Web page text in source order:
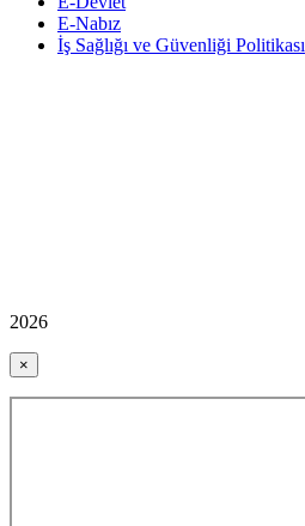
E-Nabız
İş Sağlığı ve Güvenliği Politikası
2026
×